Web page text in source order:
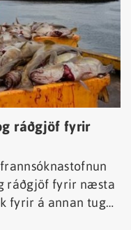
ráðgjöf fyrir
ráðgjöf fyrir næsta
fyrir á annan tug